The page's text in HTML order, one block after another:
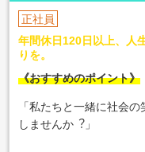
正社員
年間休日120日以上、人
りを。
《おすすめのポイント》
「私たちと一緒に社会
しませんか︖」